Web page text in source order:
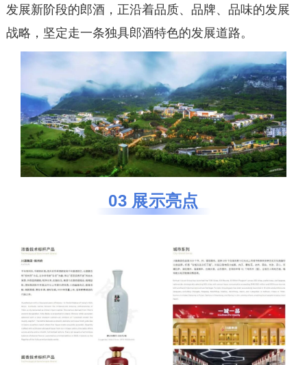
发展新阶段的郎酒，正沿着品质、品牌、品味的发展
战略，坚定走一条独具郎酒特色的发展道路。
03 展示亮点